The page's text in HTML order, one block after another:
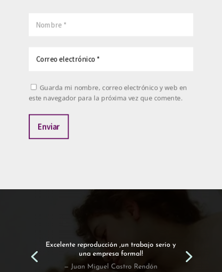
Guarda mi nombre, correo electrónico y web en
este navegador para la próxima vez que comente.
Enviar
Excelente reproducción ,un trabajo serio y
una empresa formal!
— Juan Miguel Castro Rendón